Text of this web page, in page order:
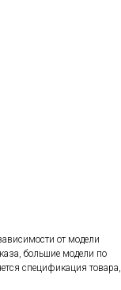
от модели
большие модели по
спецификация товара,